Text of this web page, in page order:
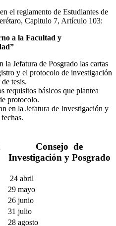
el reglamento de Estudiantes de
Capitulo 7, Artículo 103:
a la Facultad y
la Jefatura de Posgrado las cartas
y el protocolo de investigación
tesis.
requisitos básicos que plantea
protocolo.
en la Jefatura de Investigación y
Consejo de
Investigación y Posgrado
24 abril
29 mayo
26 junio
31 julio
28 agosto